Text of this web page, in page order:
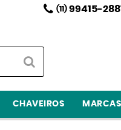
(11)99415-
CHAVEIROS MARCAS